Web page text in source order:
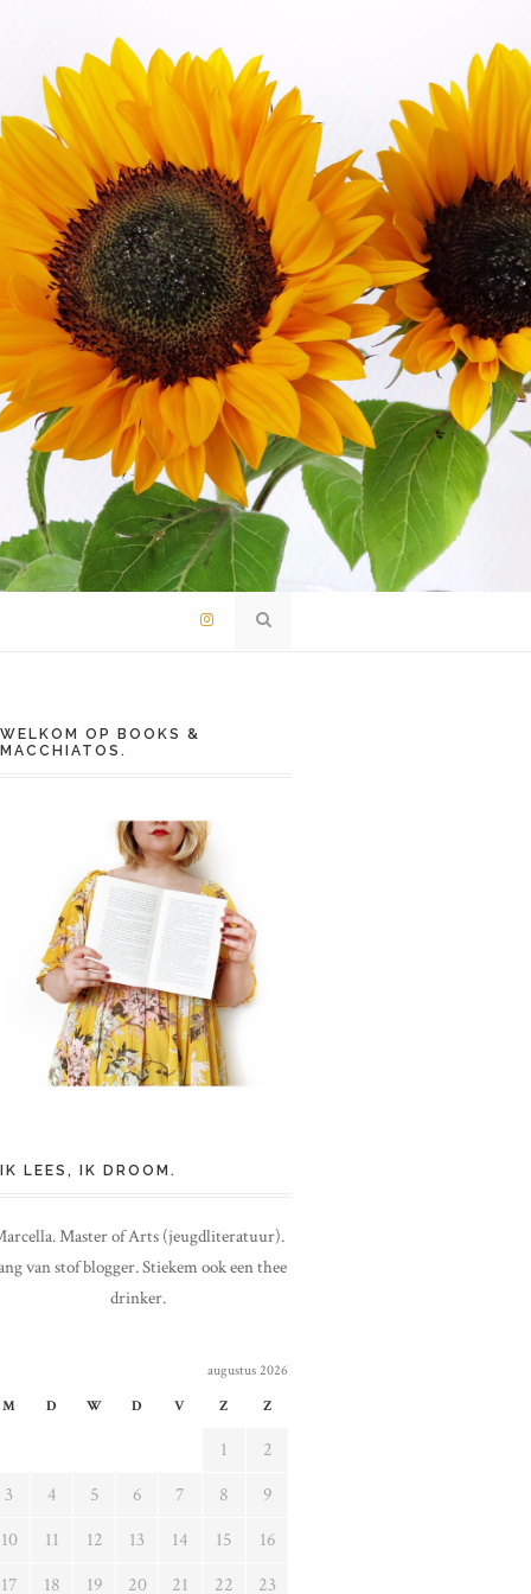
WELKOM OP BOOKS &
MACCHIATOS.
IK LEES, IK DROOM.
Master of Arts (jeugdliteratuur).
van stof blogger. Stiekem ook een thee
drinker.
augustus 2026
M
D W D V Z Z
1
2
3
4 5 6 7 8
9
10
11 12 13 14 15
16
17
18 19 20 21 22
23